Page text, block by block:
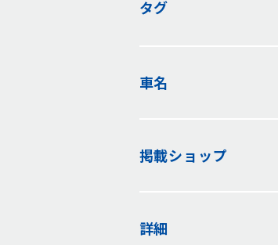
タグ
車名
掲載ショップ
詳細